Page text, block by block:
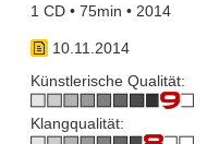
1 CD • 75min • 2014
10.11.2014
Künstlerische Qualität:
Klangqualität: